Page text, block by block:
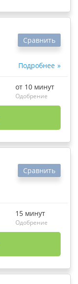
Подробнее
Сравнить
от 10 минут
Одобрение
Сравнить
15 минут
Одобрение